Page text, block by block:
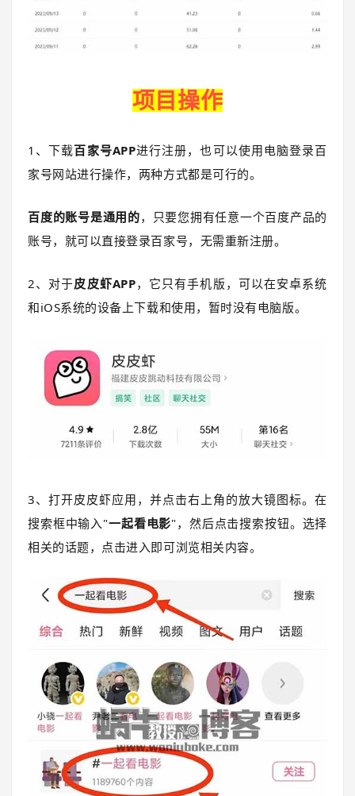
项目操作
1、下载百家号APP进行注册，也可以使用电脑登录百
家号网站进行操作，两种方式都是可行的。
百度的账号是通用的，只要您拥有任意一个百度产品的
账号，就可以直接登录百家号，无需重新注册。
2、对于皮皮虾APP，它只有手机版，可以在安卓系统
和iOS系统的设备上下载和使用，暂时没有电脑版。
3、打开皮皮虾应用，并点击右上角的放大镜图标。在
搜索框中输入"一起看电影"，然后点击搜索按钮。选择
相关的话题，点击进入即可浏览相关内容。